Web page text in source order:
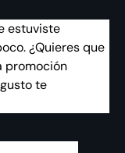
estuviste
¿Quieres que
promoción
te